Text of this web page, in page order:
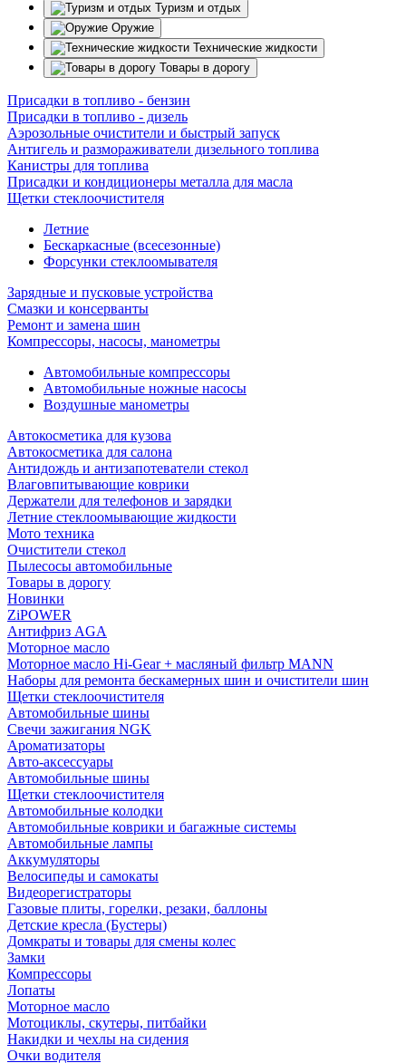
Туризм и отдых
Оружие
Технические жидкости
Товары в дорогу
Присадки в топливо - бензин
Присадки в топливо - дизель
Аэрозольные очистители и быстрый запуск
Антигель и размораживатели дизельного топлива
Канистры для топлива
Присадки и кондиционеры металла для масла
Щетки стеклоочистителя
Летние
Бескаркасные (всесезонные)
Форсунки стеклоомывателя
Зарядные и пусковые устройства
Смазки и консерванты
Ремонт и замена шин
Компрессоры, насосы, манометры
Автомобильные компрессоры
Автомобильные ножные насосы
Воздушные манометры
Автокосметика для кузова
Автокосметика для салона
Антидождь и антизапотеватели стекол
Влаговпитывающие коврики
Держатели для телефонов и зарядки
Летние стеклоомывающие жидкости
Мото техника
Очистители стекол
Пылесосы автомобильные
Товары в дорогу
Новинки
ZiPOWER
Антифриз AGA
Моторное масло
Моторное масло Hi-Gear + масляный фильтр MANN
Наборы для ремонта бескамерных шин и очистители шин
Щетки стеклоочистителя
Автомобильные шины
Свечи зажигания NGK
Ароматизаторы
Авто-аксессуары
Автомобильные шины
Щетки стеклоочистителя
Автомобильные колодки
Автомобильные коврики и багажные системы
Автомобильные лампы
Аккумуляторы
Велосипеды и самокаты
Видеорегистраторы
Газовые плиты, горелки, резаки, баллоны
Детские кресла (Бустеры)
Домкраты и товары для смены колес
Замки
Компрессоры
Лопаты
Моторное масло
Мотоциклы, скутеры, питбайки
Накидки и чехлы на сидения
Очки водителя